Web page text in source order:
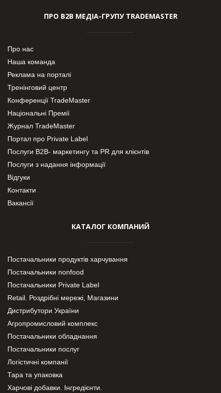
ПРО В2В МЕДІА-ГРУПУ TRADEMASTER
Про нас
Наша команда
Реклама на порталі
Тренінговий центр
Конференції TradeMaster
Національні Премії
Журнал TradeMaster
Портал про Private Label
Послуги В2В- маркетингу та PR для клієнтів
Послуги з надання інформації
Відгуки
Контакти
Вакансії
КАТАЛОГ КОМПАНИЙ
Постачальники продуктів харчування
Постачальники nonfood
Постачальники Private Label
Retail. Роздрібні мережі, Магазини
Дистрибутори України
Агропромисловий комплекс
Постачальники обладнання
Постачальники послуг
Логістичні компанії
Тара та упаковка
Харчові добавки. Інгредієнти.